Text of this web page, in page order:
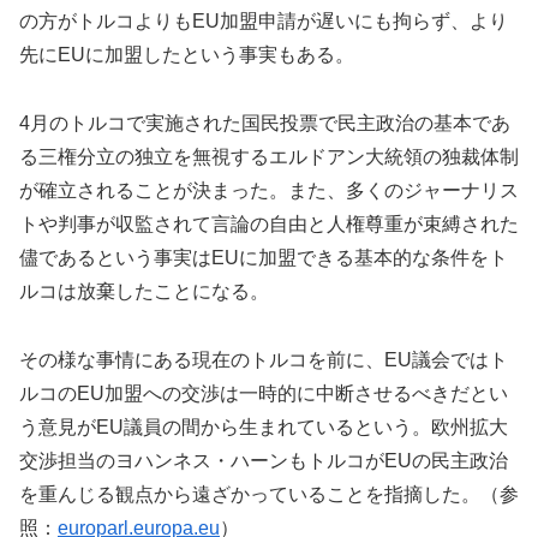
の方がトルコよりもEU加盟申請が遅いにも拘らず、より
先にEUに加盟したという事実もある。
4月のトルコで実施された国民投票で民主政治の基本であ
る三権分立の独立を無視するエルドアン大統領の独裁体制
が確立されることが決まった。また、多くのジャーナリス
トや判事が収監されて言論の自由と人権尊重が束縛された
儘であるという事実はEUに加盟できる基本的な条件をト
ルコは放棄したことになる。
その様な事情にある現在のトルコを前に、EU議会ではト
ルコのEU加盟への交渉は一時的に中断させるべきだとい
う意見がEU議員の間から生まれているという。欧州拡大
交渉担当のヨハンネス・ハーンもトルコがEUの民主政治
を重んじる観点から遠ざかっていることを指摘した。（参
照： europarl.europa.eu）